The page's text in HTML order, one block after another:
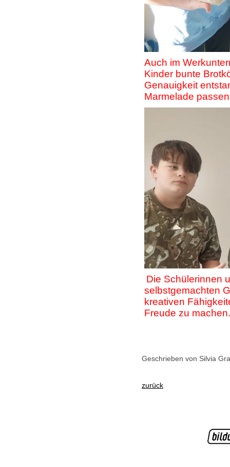
Auch im
Kinder bunte
Genauigkeit
Marmelade
Die Schülerinnen
selbstgemachten
kreativen
Freude zu machen.
Geschrieben von Silvia
zurück